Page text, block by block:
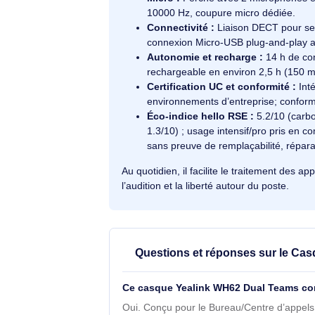
accompagne les échanges
d’accueil garde le poste prêt entre
pour les longues plages d’utilisation.
Qualité et sécurité audio :
8000 Hz; impédance 32
G616, Peak Block Protection.
Micro :Perche avec 2
10000 Hz, coupure micro
Connectivité :Liaison DECT
connexion Micro‑USB
Autonomie et recharge :14
rechargeable en environ 2,5
1.3/10) ; usage intensif/pro
Au quotidien, il facilite le
l’audition et la liberté autour du